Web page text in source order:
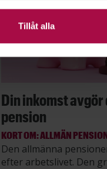
Tillåt alla
Din inkomst
pension
KORT OM: ALLMÄN
Den allmänna
efter arbetslivet. Den